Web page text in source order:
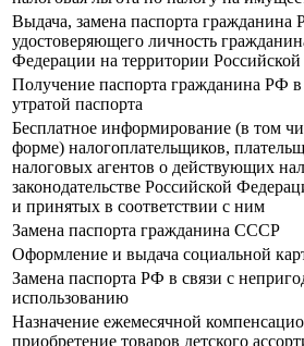
Выдача, замена паспорта гражданина
удостоверяющего личность
Федерации на территории
Получение паспорта гражданина РФ
утратой паспорта
Бесплатное информирование (в том
форме) налогоплательщиков,
налоговых агентов о действующих
законодательстве Российской
и принятых в соответствии с ним
Замена паспорта гражданина СССР
Оформление и выдача социальной
Замена паспорта РФ в связи с
использованию
Назначение ежемесячной
приобретение товаров детского